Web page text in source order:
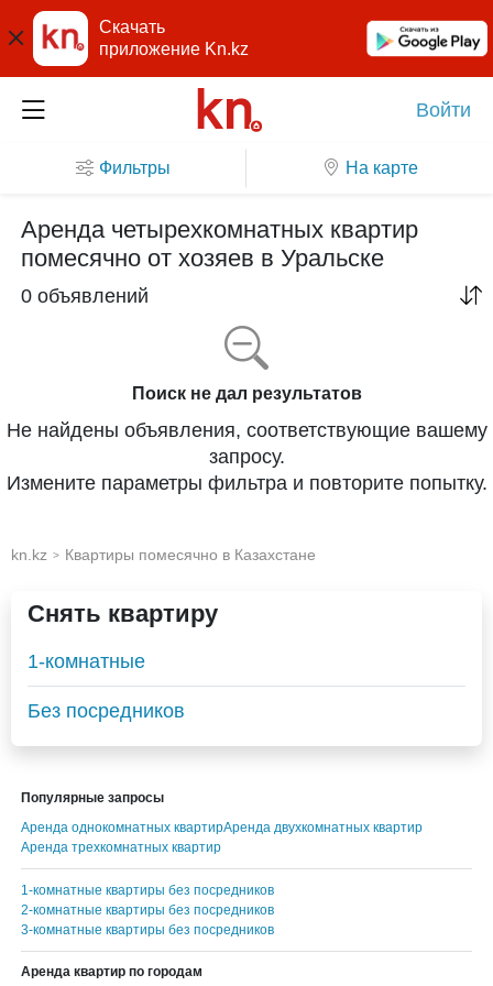
Скачать
приложение Kn.kz
Войти
Фильтры На карте
Аренда четырехкомнатных квартир
помесячно от хозяев в Уральске
0 объявлений
Поиск не дал результатов
Не найдены объявления, соответствующие вашему
запросу.
Измените параметры фильтра и повторите попытку.
kn.kz > Квартиры помесячно в Казахстане
Снять квартиру
1-комнатные
Без посредников
Популярные запросы
Аренда однокомнатных квартирАренда двухкомнатных квартир
Аренда трехкомнатных квартир
1-комнатные квартиры без посредников
2-комнатные квартиры без посредников
3-комнатные квартиры без посредников
Аренда квартир по городам